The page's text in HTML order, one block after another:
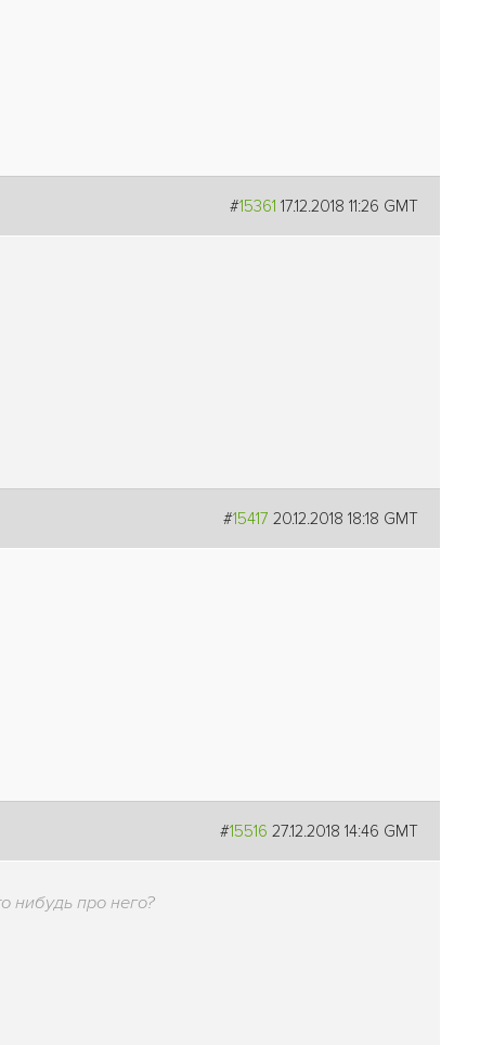
#15361 17.12.2018 11:26 GMT
#15417 20.12.2018 18:18 GMT
#15516 27.12.2018 14:46 GMT
нибудь про него?